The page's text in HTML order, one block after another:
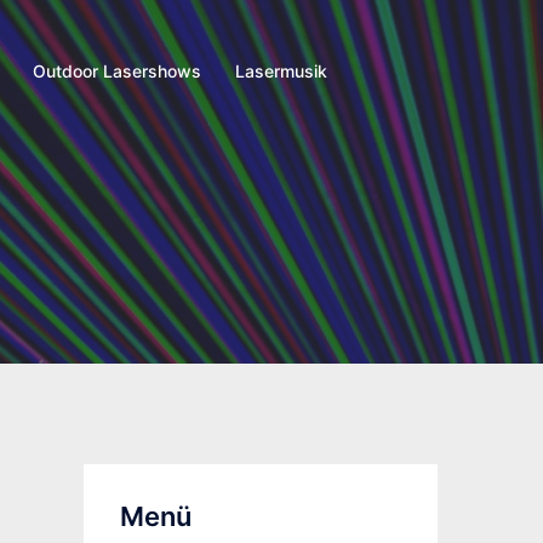
Outdoor Lasershows
Lasermusik
Menü